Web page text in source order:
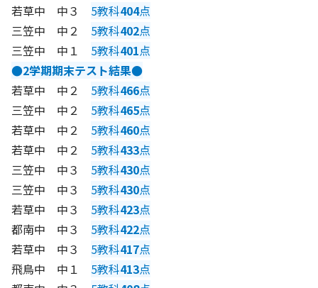
若草中 中３ 5教科404点
三笠中 中２ 5教科402点
三笠中 中１ 5教科401点
●2学期期末テスト結果●
若草中 中２ 5教科466点
三笠中 中２ 5教科465点
若草中 中２ 5教科460点
若草中 中２ 5教科433点
三笠中 中３ 5教科430点
三笠中 中３ 5教科430点
若草中 中３ 5教科423点
都南中 中３ 5教科422点
若草中 中３ 5教科417点
飛鳥中 中１ 5教科413点